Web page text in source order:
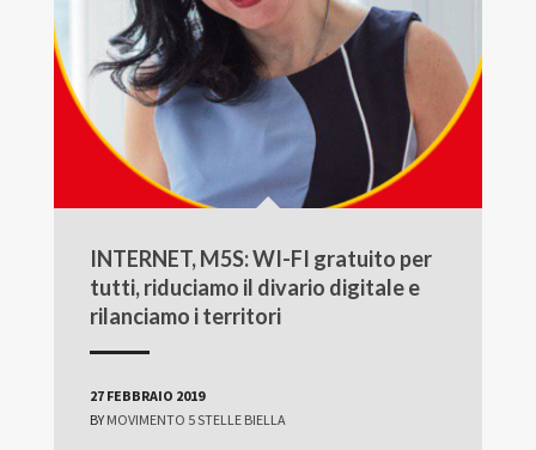
INTERNET, M5S: WI-FI gratuito per
tutti, riduciamo il divario digitale e
rilanciamo i territori
27 FEBBRAIO 2019
BY MOVIMENTO 5 STELLE BIELLA